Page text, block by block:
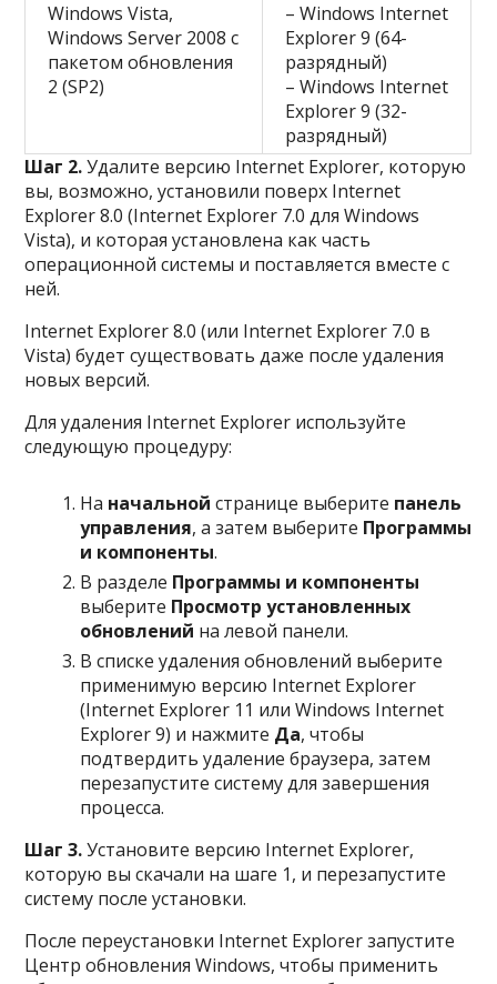
Windows Vista,
Windows Server 2008 с
пакетом обновления
2 (SP2)
– Windows Internet
Explorer 9 (64-
разрядный)
– Windows Internet
Explorer 9 (32-
разрядный)
Шаг 2.Удалите версию Internet Explorer, которую
вы, возможно, установили поверх Internet
Explorer 8.0 (Internet Explorer 7.0 для Windows
Vista), и которая установлена как часть
операционной системы и поставляется вместе с
ней.
Internet Explorer 8.0 (или Internet Explorer 7.0 в
Vista) будет существовать даже после удаления
новых версий.
Для удаления Internet Explorer используйте
следующую процедуру:
На начальной странице выберите панель
управления, а затем выберите Программы
и компоненты.
В разделе Программы и компоненты
выберите Просмотр установленных
обновлений на левой панели.
В списке удаления обновлений выберите
применимую версию Internet Explorer
(Internet Explorer 11 или Windows Internet
Explorer 9) и нажмите Да, чтобы
подтвердить удаление браузера, затем
перезапустите систему для завершения
процесса.
Шаг 3.Установите версию Internet Explorer,
которую вы скачали на шаге 1, и перезапустите
систему после установки.
После переустановки Internet Explorer запустите
Центр обновления Windows, чтобы применить